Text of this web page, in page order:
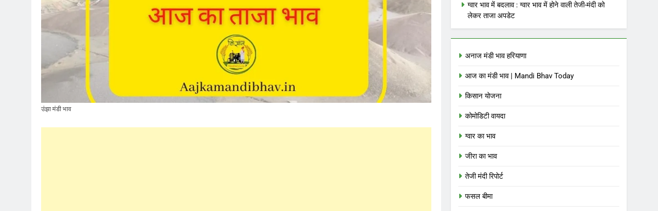
उंझा मंडी भाव
ग्वार भाव में बदलाव : ग्वार भाव में होने वाली तेजी-मंदी को
लेकर ताजा अपडेट
अनाज मंडी भाव हरियाणा
आज का मंडी भाव | Mandi Bhav Today
किसान योजना
कोमोडिटी वायदा
ग्वार का भाव
जीरा का भाव
तेजी मंदी रिपोर्ट
फसल बीमा